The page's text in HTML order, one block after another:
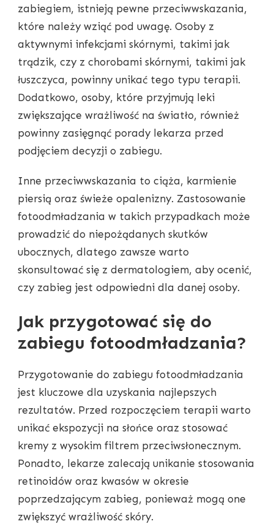
zabiegiem, istnieją pewne przeciwwskazania,
które należy wziąć pod uwagę. Osoby z
aktywnymi infekcjami skórnymi, takimi jak
trądzik, czy z chorobami skórnymi, takimi jak
łuszczyca, powinny unikać tego typu terapii.
Dodatkowo, osoby, które przyjmują leki
zwiększające wrażliwość na światło, również
powinny zasięgnąć porady lekarza przed
podjęciem decyzji o zabiegu.
Inne przeciwwskazania to ciąża, karmienie
piersią oraz świeże opalenizny. Zastosowanie
fotoodmładzania w takich przypadkach może
prowadzić do niepożądanych skutków
ubocznych, dlatego zawsze warto
skonsultować się z dermatologiem, aby ocenić,
czy zabieg jest odpowiedni dla danej osoby.
Jak przygotować się do
zabiegu fotoodmładzania?
Przygotowanie do zabiegu fotoodmładzania
jest kluczowe dla uzyskania najlepszych
rezultatów. Przed rozpoczęciem terapii warto
unikać ekspozycji na słońce oraz stosować
kremy z wysokim filtrem przeciwsłonecznym.
Ponadto, lekarze zalecają unikanie stosowania
retinoidów oraz kwasów w okresie
poprzedzającym zabieg, ponieważ mogą one
zwiększyć wrażliwość skóry.